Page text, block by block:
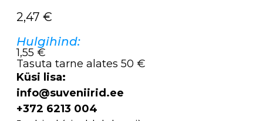
2,47 €
Hulgihind:
1,55 €
Tasuta tarne alates 50 €
Küsi lisa:
info@suveniirid.ee
+372 6213 004